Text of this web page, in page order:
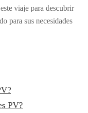
viaje para descubrir
para sus necesidades
PV?